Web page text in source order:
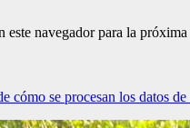
navegador para la
cómo se procesan los datos